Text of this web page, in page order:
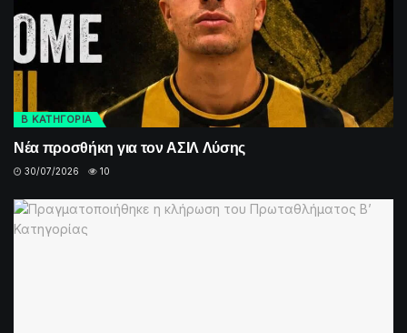
Β ΚΑΤΗΓΟΡΙΑ
Νέα προσθήκη για τον ΑΣΙΛ Λύσης
30/07/2026 10